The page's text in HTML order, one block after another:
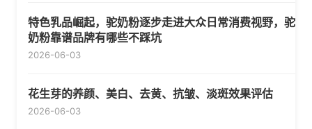
特色乳品崛起，驼奶粉逐步走进大众日常消费视野，驼
奶粉靠谱品牌有哪些不踩坑
2026-06-03
花生芽的养颜、美白、去黄、抗皱、淡斑效果评估
2026-06-03